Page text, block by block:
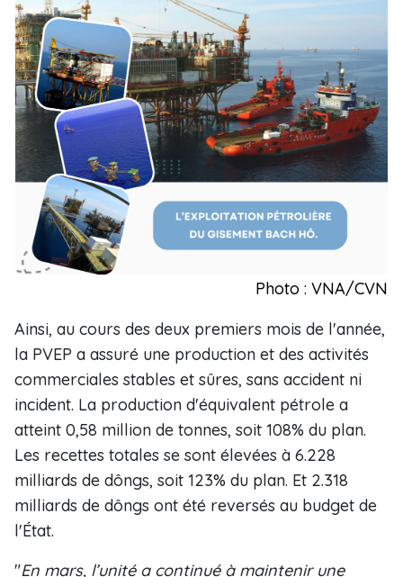
Photo : VNA/CVN
Ainsi, au cours des deux premiers mois de l'année,
la PVEP a assuré une production et des activités
commerciales stables et sûres, sans accident ni
incident. La production d'équivalent pétrole a
atteint 0,58 million de tonnes, soit 108% du plan.
Les recettes totales se sont élevées à 6.228
milliards de dôngs, soit 123% du plan. Et 2.318
milliards de dôngs ont été reversés au budget de
l'État.
"En mars, l’unité a continué à maintenir une